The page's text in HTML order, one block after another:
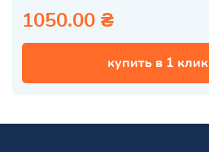
1050.00 ₴
купить в 1 клик